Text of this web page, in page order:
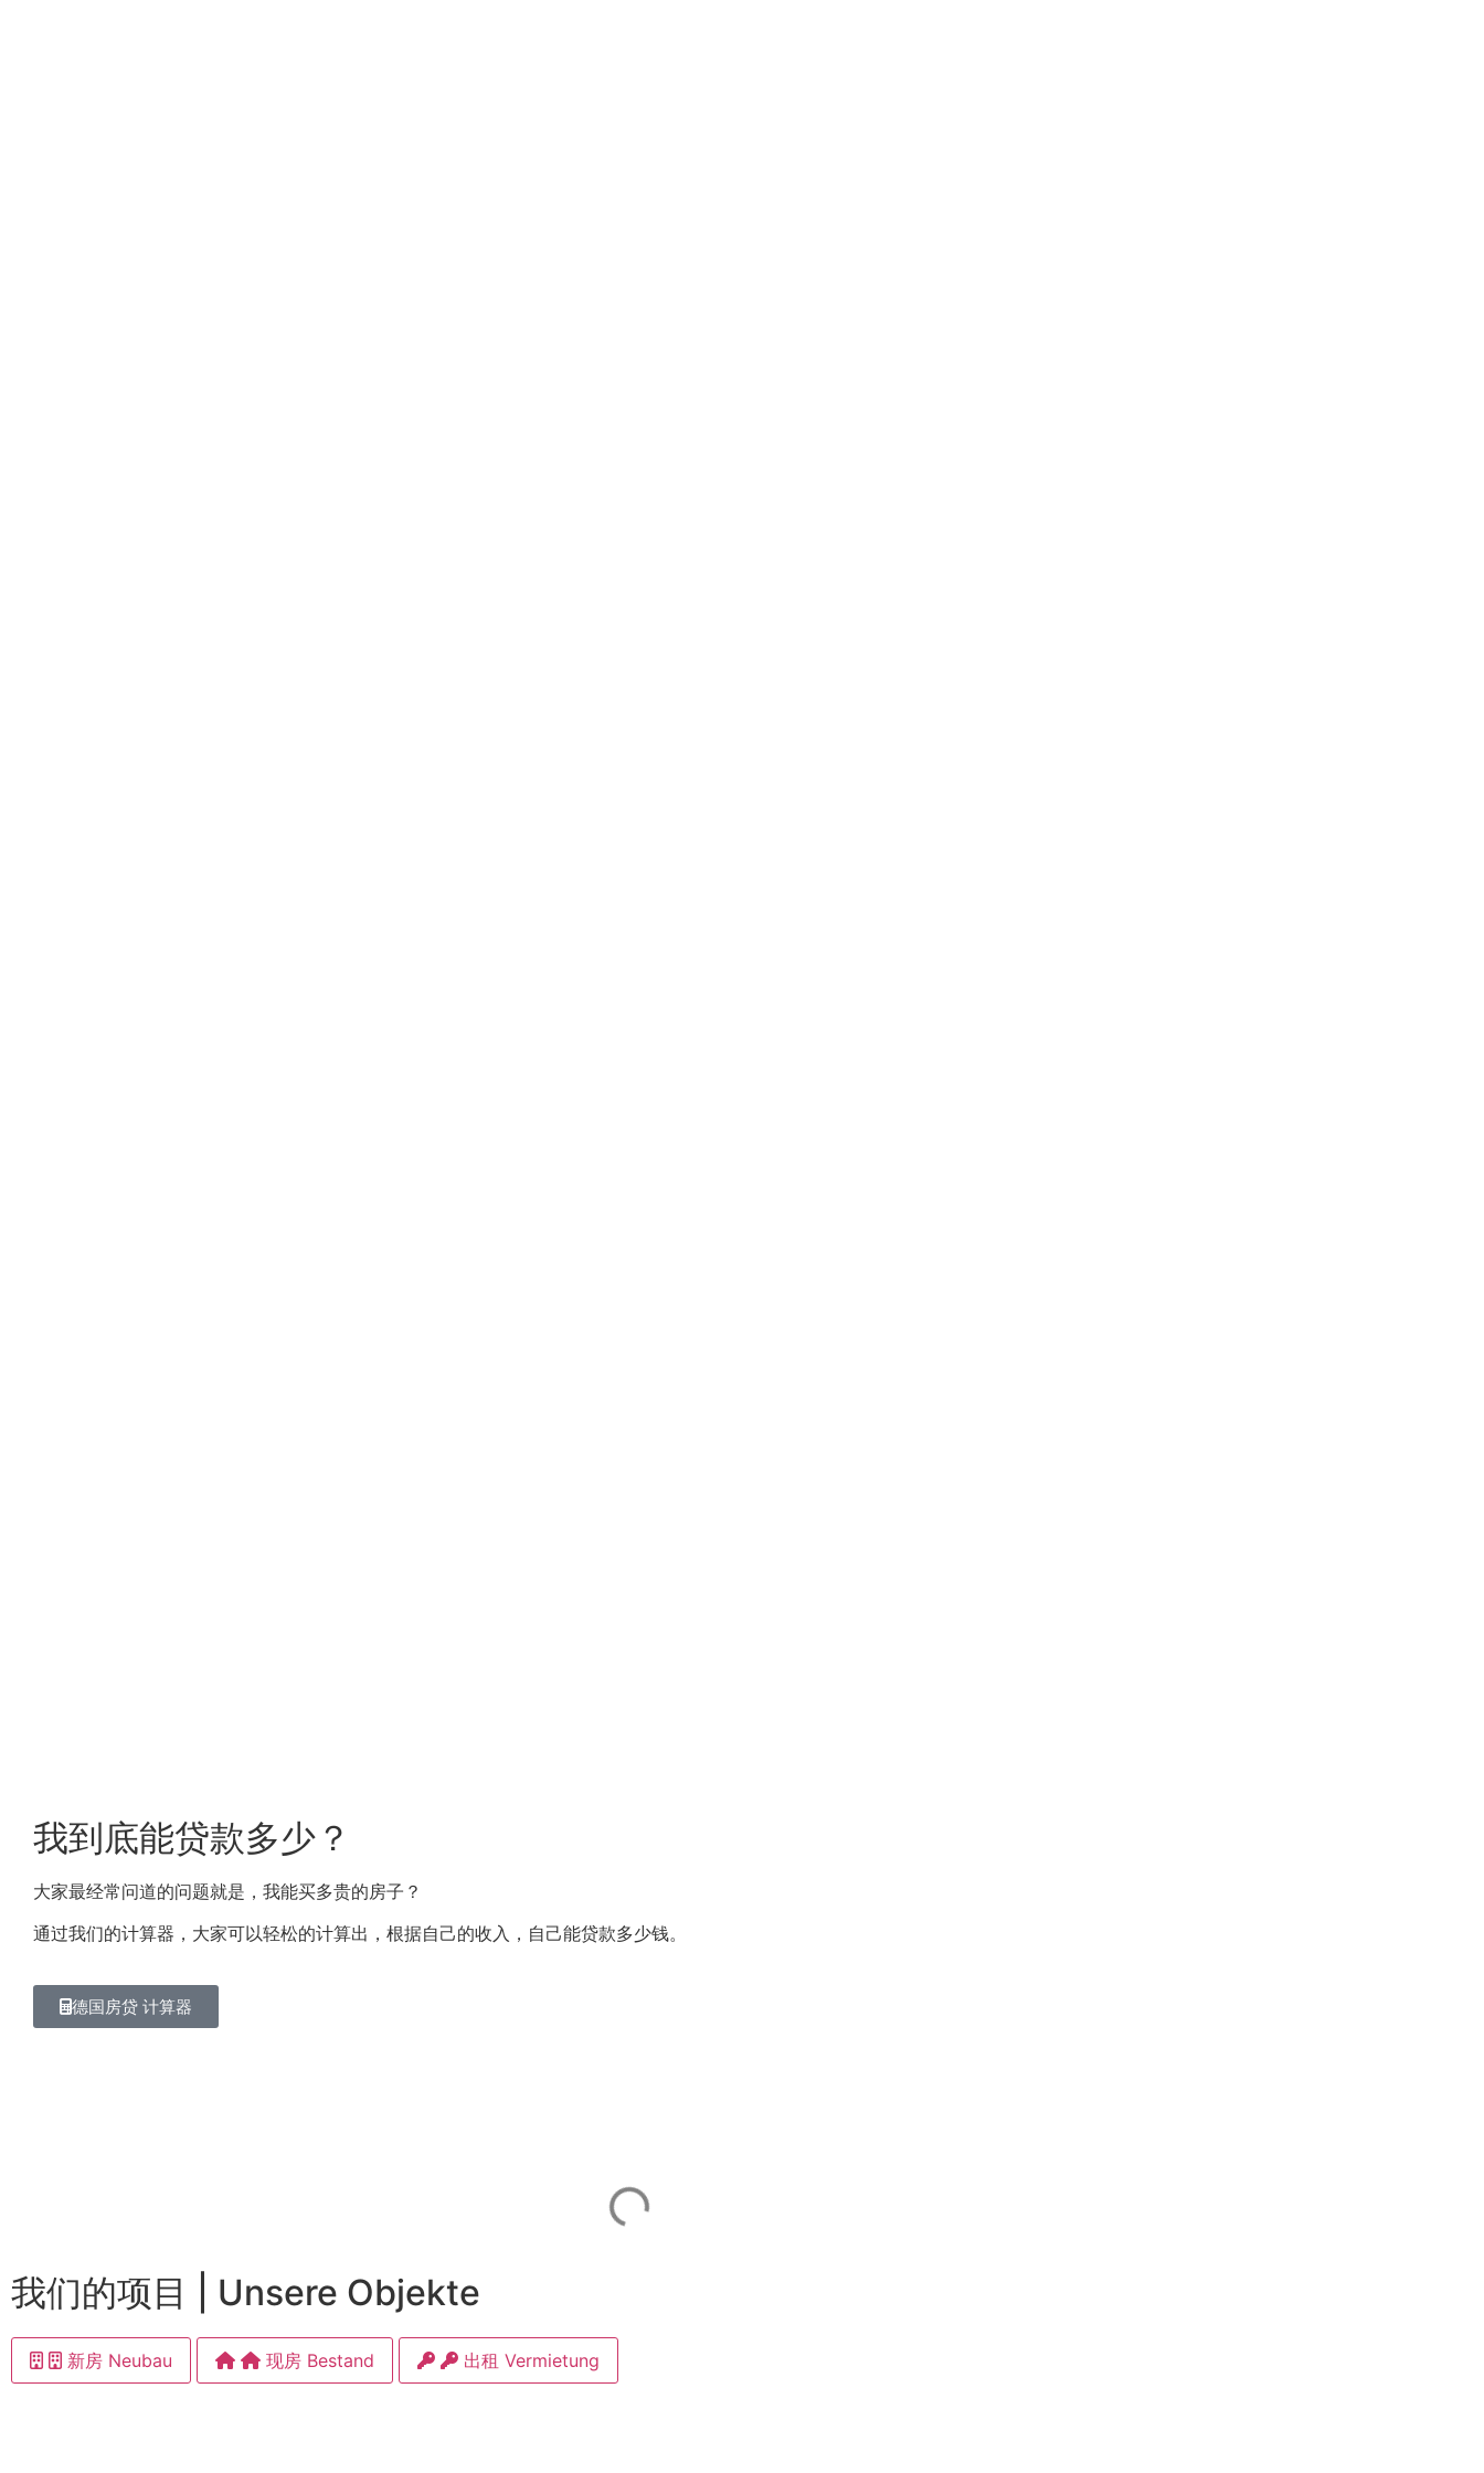
我到底能贷款多少？
大家最经常问道的问题就是，我能买多贵的房子？
通过我们的计算器，大家可以轻松的计算出，根据自己的收入，自己能贷款多少钱。
德国房贷 计算器
我们的项目 | Unsere Objekte
新房 Neubau 现房 Bestand 出租 Vermietung